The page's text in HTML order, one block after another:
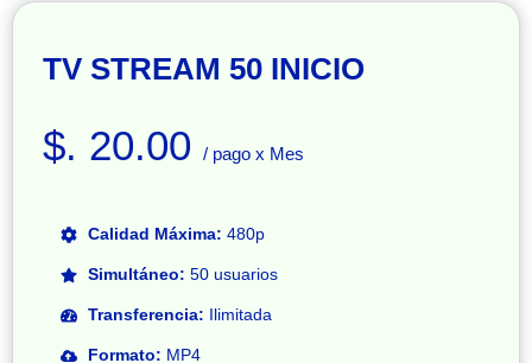
TV STREAM 50 INICIO
$. 20.00 / pago x Mes
Calidad Máxima: 480p
Simultáneo: 50 usuarios
Transferencia: Ilimitada
Formato: MP4